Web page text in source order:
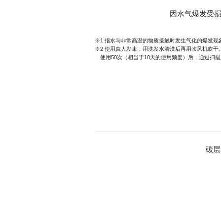
因水气爆发受
※1 指水与非常高温的物质接触时发生气化的爆发现
※2 使用真人发束，用洗发水清洗后再用吹风机吹
使用50次（相当于10天的使用频度）后，通过扫
碳